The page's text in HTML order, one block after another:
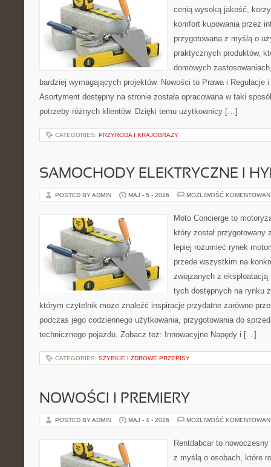
cenią wysoką jakość,
komfort kupowania przez
przygotowana z myślą o
praktycznych produktów,
domowych
bardziej wymagających projektów. Nowości to Prawa i Regulacje
Asortyment dostępny na stronie została opracowana w taki
potrzeby różnych klientów. Dzięki temu użytkownicy […]
CATEGORIES: PRZYRODA I KRAJOBRAZY
SAMOCHODY ELEKTRYCZNE I
POSTED BY ADMIN MAJ - 5 - 2026 MOŻLIWOŚĆ
Moto Concierge to
który został
lepiej rozumieć rynek
przede wszystkim na
związanych z eksploatacją
tych dostępnych na rynku
którym czytelnik może znaleźć inspiracje przydatne zarówno
podczas jego codziennego użytkowania, przygotowania do
technicznego pojazdu. Zobacz też: Innowacyjne Napędy i […]
CATEGORIES: SZYBKIE I ZDROWE PRZEPISY
NOWOŚCI I PREMIERY
POSTED BY ADMIN MAJ - 4 - 2026 MOŻLIWOŚĆ
Rentdabcar to
z myślą o osobach, które